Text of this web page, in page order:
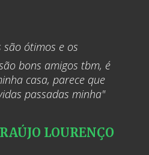
são ótimos e os
bons amigos tbm, é
casa, parece que
passadas minha"
LOURENÇO